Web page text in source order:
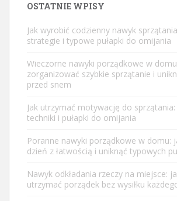
OSTATNIE WPISY
Jak wyrobić codzienny nawyk
strategie i typowe pułapki do omijania
Wieczorne nawyki porządkowe w
zorganizować szybkie sprzątanie i
przed snem
Jak utrzymać motywację do
techniki i pułapki do omijania
Poranne nawyki porządkowe w domu:
dzień z łatwością i uniknąć typowych
Nawyk odkładania rzeczy na miejsce:
utrzymać porządek bez wysiłku